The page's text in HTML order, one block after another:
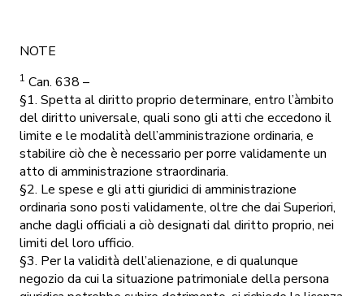
NOTE
1 Can. 638 –
§1. Spetta al diritto proprio determinare, entro l’àmbito
del diritto universale, quali sono gli atti che eccedono il
limite e le modalità dell’amministrazione ordinaria, e
stabilire ciò che è necessario per porre validamente un
atto di amministrazione straordinaria.
§2. Le spese e gli atti giuridici di amministrazione
ordinaria sono posti validamente, oltre che dai Superiori,
anche dagli officiali a ciò designati dal diritto proprio, nei
limiti del loro ufficio.
§3. Per la validità dell’alienazione, e di qualunque
negozio da cui la situazione patrimoniale della persona